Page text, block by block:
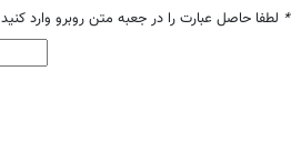
* لطفا حاصل عبارت را در جعبه متن روبرو وارد کنید